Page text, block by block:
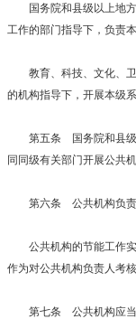
国务院和县级以上地方
工作的部门指导下，负责
教育、科技、文化、卫
的机构指导下，开展本级
第五条 国务院和县级
同同级有关部门开展公共
第六条 公共机构负责
公共机构的节能工作实
作为对公共机构负责人考核
第七条 公共机构应当